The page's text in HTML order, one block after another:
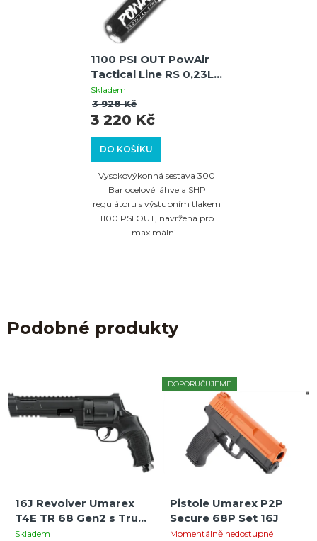
1100 PSI OUT PowAir
Tactical Line RS 0,23L /
15ci HP systém 300
Bar s regulátorem SHP
MaxReg
Skladem
DO KOŠÍKU
3 220 Kč
3 928 Kč
Vysokovýkonná sestava 300
Bar ocelové láhve a SHP
regulátoru s výstupním tlakem
1100 PSI OUT, navržená pro
maximální...
Podobné produkty
16J Revolver Umarex
T4E TR 68 Gen2 s Tru-
Glo mířidly
Skladem
DOPORUČUJEME
Pistole Umarex P2P
Secure 68P Set 16J
Momentálně nedostupné